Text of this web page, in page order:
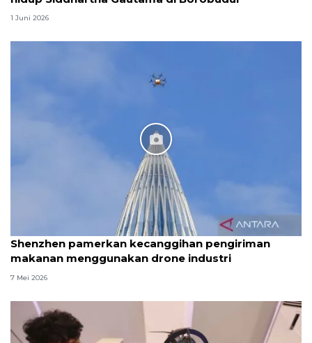
1 Juni 2026
Shenzhen pamerkan kecanggihan pengiriman
makanan menggunakan drone industri
7 Mei 2026